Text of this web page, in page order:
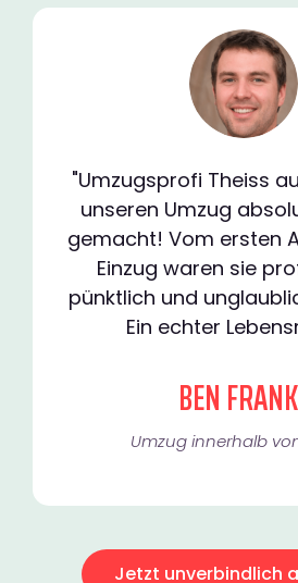
"Umzugsprofi Theiss
unseren Umzug
gemacht! Vom ersten
Einzug waren sie
pünktlich und
Ein echter
BEN
Umzug innerhalb
Jetzt unverbindlich